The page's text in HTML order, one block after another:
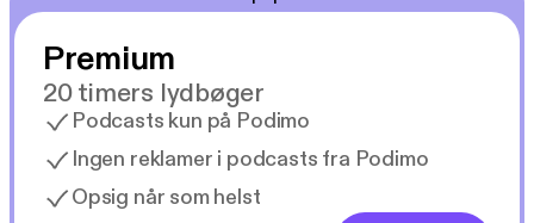
Premium
20 timers lydbøger
Podcasts kun på Podimo
Ingen reklamer i podcasts fra Podimo
Opsig når som helst